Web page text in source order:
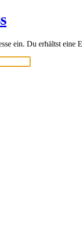
ein. Du erhältst